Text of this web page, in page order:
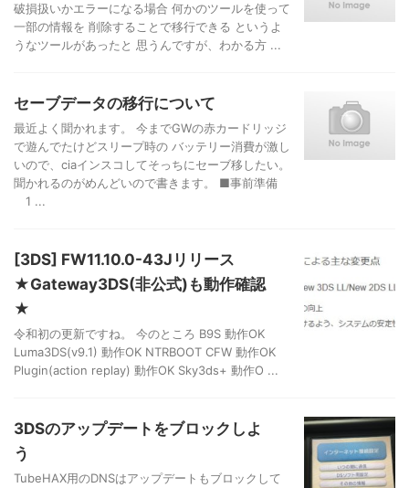
破損扱いかエラーになる場合 何かのツールを使って
一部の情報を 削除することで移行できる というよ
うなツールがあったと 思うんですが、わかる方 ...
セーブデータの移行について
最近よく聞かれます。 今までGWの赤カードリッジ
で遊んでたけどスリープ時の バッテリー消費が激し
いので、ciaインスコしてそっちにセーブ移したい。
聞かれるのがめんどいので書きます。 ■事前準備
1 ...
[3DS] FW11.10.0-43Jリリース
★Gateway3DS(非公式)も動作確認
★
令和初の更新ですね。 今のところ B9S 動作OK
Luma3DS(v9.1) 動作OK NTRBOOT CFW 動作OK
Plugin(action replay) 動作OK Sky3ds+ 動作O ...
3DSのアップデートをブロックしよ
う
TubeHAX用のDNSはアップデートもブロックして